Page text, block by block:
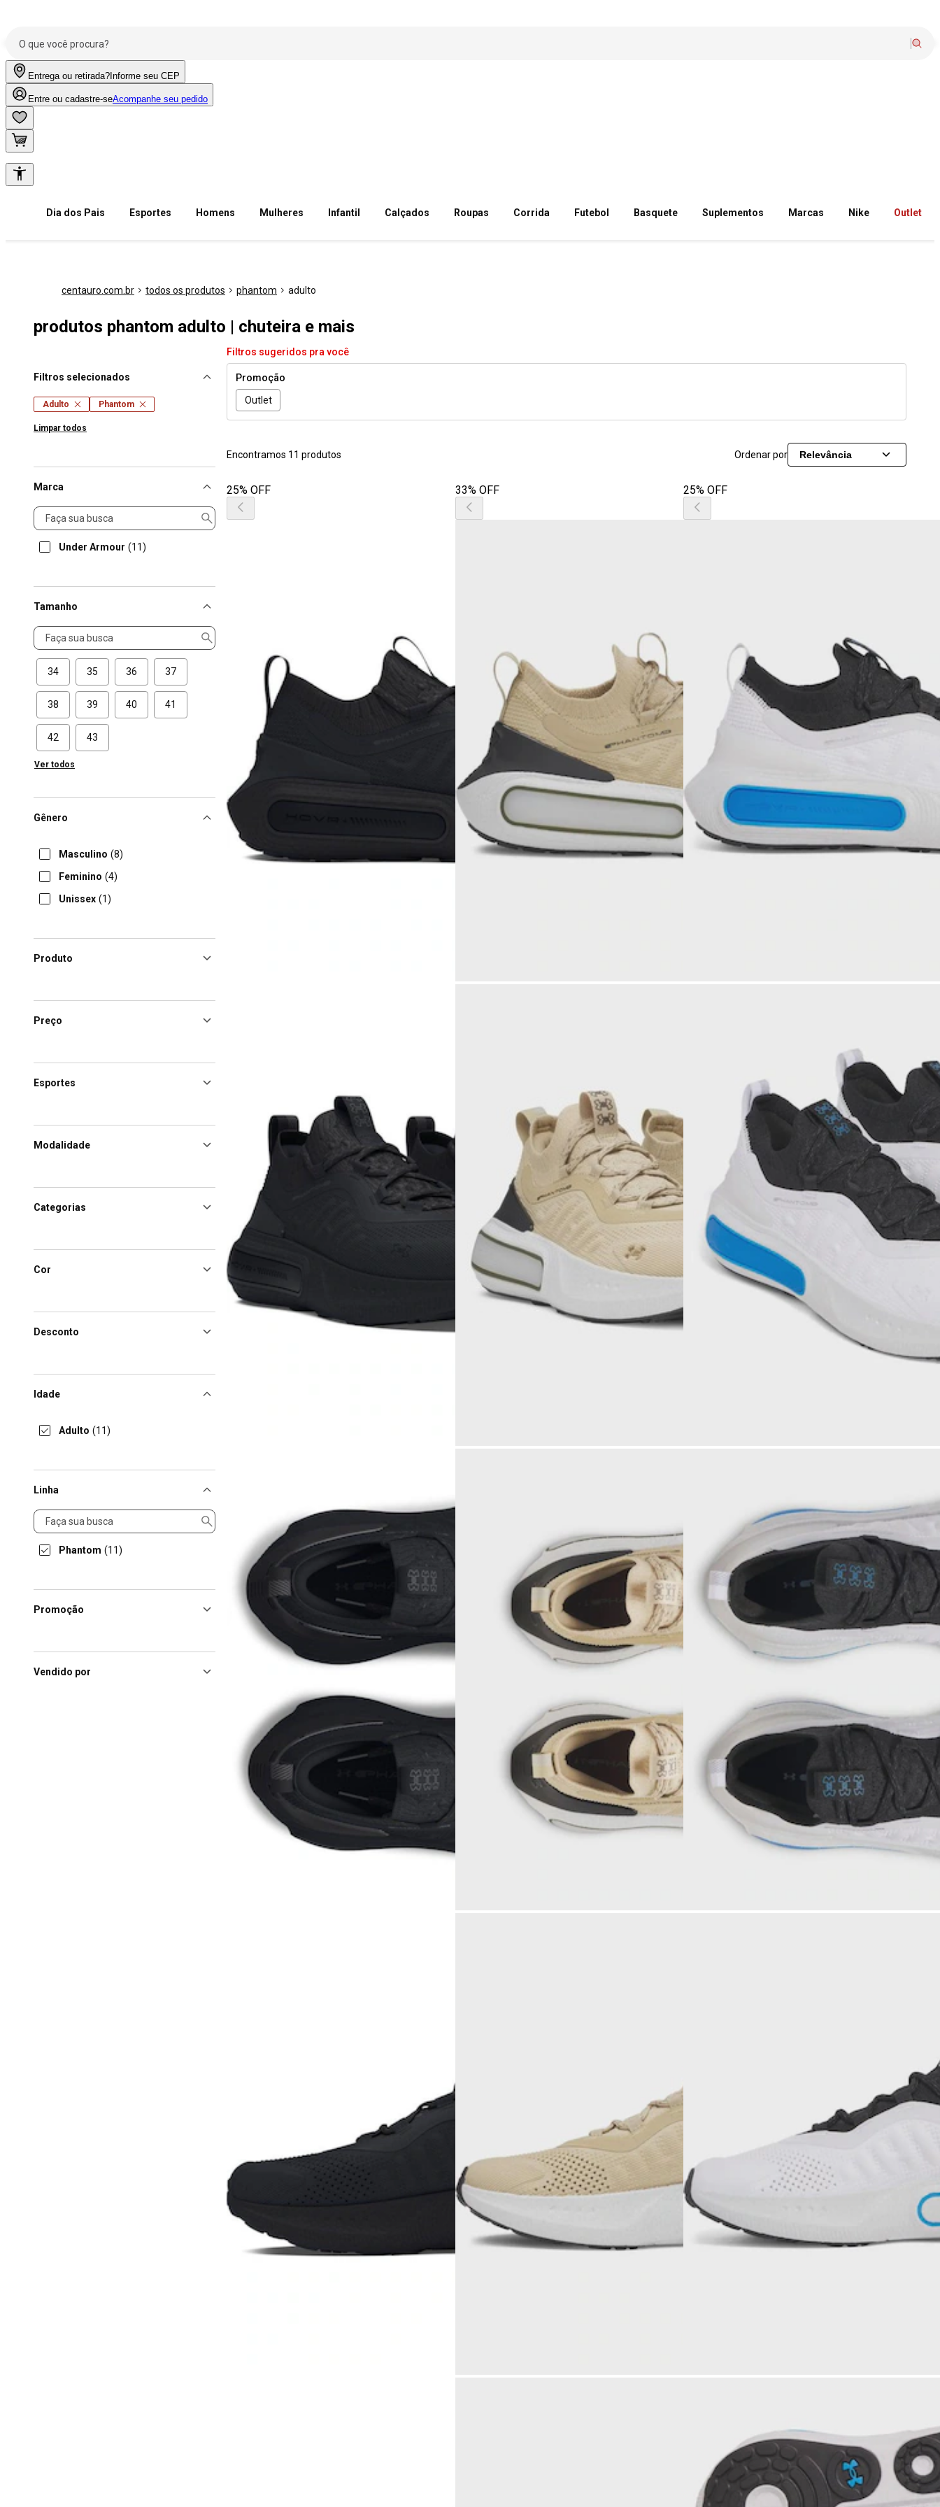
Entrega ou retirada? Informe seu CEP
Entre ou cadastre-seAcompanhe seu pedido
Dia dos Pais Esportes Homens Mulheres Infantil Calçados Roupas Corrida Futebol Basquete Suplementos Marcas Nike Outlet
centauro.com.br todos os produtos phantom adulto
produtos phantom adulto | chuteira e mais
Filtros selecionados
Adulto Phantom
Limpar todos
Marca
Marca
Under Armour (11)
Tamanho
Tamanho
34 35 36 37
38 39 40 41
42 43
Ver todos
Gênero
Masculino (8)
Feminino (4)
Unissex (1)
Produto
Preço
Esportes
Modalidade
Categorias
Cor
Desconto
Idade
Adulto (11)
Linha
Linha
Phantom (11)
Promoção
Vendido por
Filtros sugeridos pra você
Promoção
Outlet
Encontramos 11 produtos Ordenar por Relevância
25% OFF 33% OFF 25% OFF